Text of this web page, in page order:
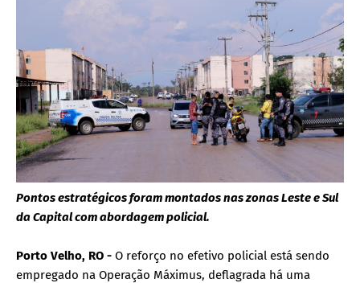
Pontos estratégicos foram montados nas zonas Leste e Sul
da Capital com abordagem policial.
Porto Velho, RO - O reforço no efetivo policial está sendo
empregado na Operação Máximus, deflagrada há uma